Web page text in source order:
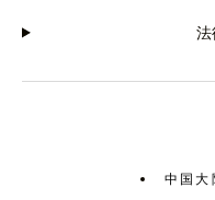
法
中国大